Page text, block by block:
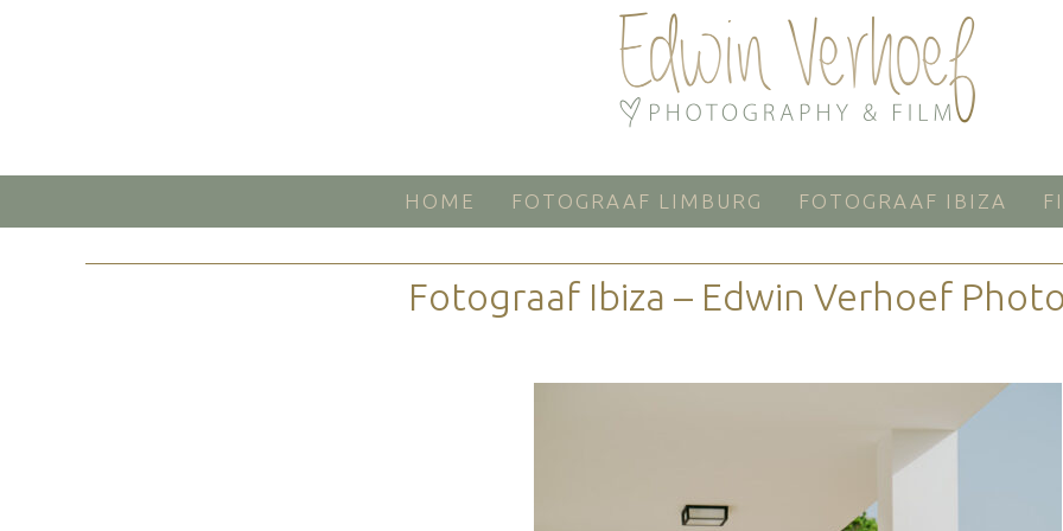
HOME FOTOGRAAF LIMBURG FOTOGRAAF IBIZA
Fotograaf Ibiza – Edwin Verhoef